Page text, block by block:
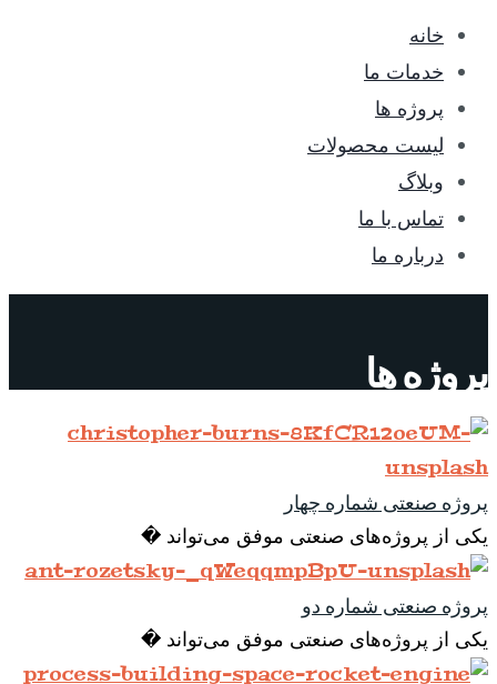
خانه
خدمات ما
پروژه ها
لیست محصولات
وبلاگ
تماس با ما
درباره ما
پروژه ها
پروژه صنعتی شماره چهار
یکی از پروژه‌های صنعتی موفق می‌تواند �
پروژه صنعتی شماره دو
یکی از پروژه‌های صنعتی موفق می‌تواند �